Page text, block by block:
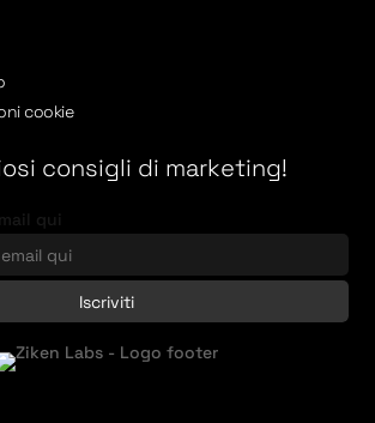
cookie
consigli di marketing!
qui